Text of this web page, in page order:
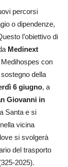
percorsi
o dipendenze,
l’obiettivo di
Medinext
con
della
6 giugno, a
Giovanni in
Santa e si
vicina
si svolgerà
del trasporto
2025).